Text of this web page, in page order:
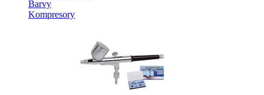
Barvy
Kompresory